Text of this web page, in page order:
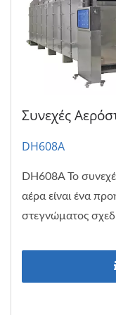
Συνεχές
DH608A
DH608A Το
αέρα είναι ένα
στεγνώματος